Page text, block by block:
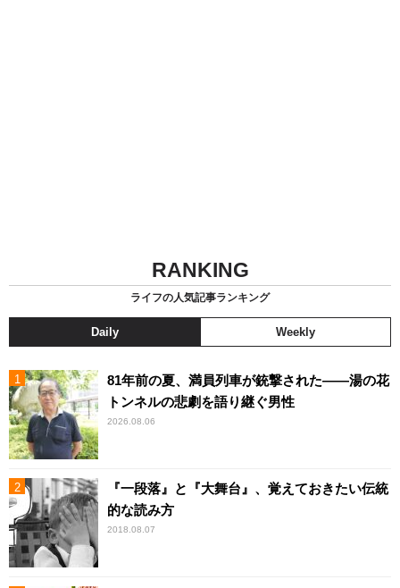
RANKING
ライフの人気記事ランキング
Daily Weekly
81年前の夏、満員列車が銃撃された――湯の花
トンネルの悲劇を語り継ぐ男性
2026.08.06
『一段落』と『大舞台』、覚えておきたい伝統
的な読み方
2018.08.07